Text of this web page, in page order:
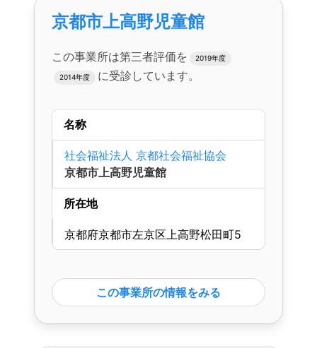
京都市上高野児童館
この事業所は第三者評価を 2019年度
2014年度 に受診しています。
名称
社会福祉法人 京都社会福祉協会
京都市上高野児童館
所在地
京都府京都市左京区上高野松田町5
この事業所の情報をみる